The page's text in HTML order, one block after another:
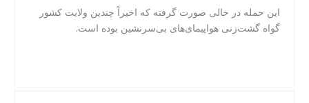
این حمله در حالی صورت گرفته که اخیراً چندین ولایت کشور
گواه گشت‌زنی هواپیمای‌های بی‌سرنشین بوده است.